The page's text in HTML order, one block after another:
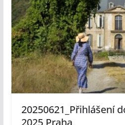
20250621_Přihlášení